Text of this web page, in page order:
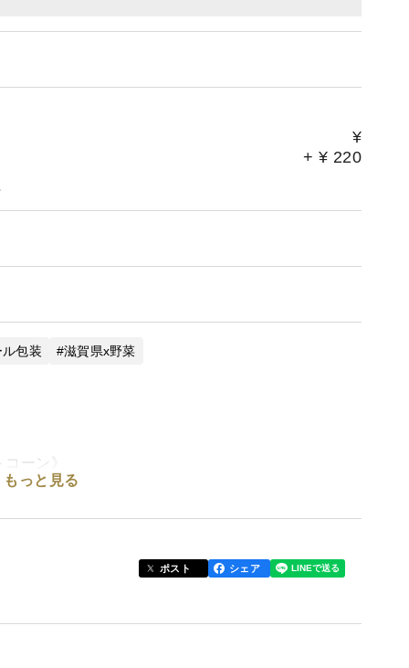
¥
+ ¥ 220
ル包装 滋賀県x野菜
ーン》
もっと見る
ポスト シェア